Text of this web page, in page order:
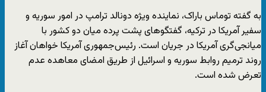
به گفته توماس باراک، نماینده ویژه دونالد ترامپ در امور سوریه و
سفیر آمریکا در ترکیه، گفتگوهای پشت پرده میان دو کشور با
میانجی‌گری آمریکا در جریان است. رئيس‌جمهوری آمریکا خواهان آغاز
روند ترمیم روابط سوریه و اسرائیل از طریق امضای معاهده عدم
تعرض شده است.